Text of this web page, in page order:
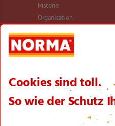
Historie
Organisation
International
Logistik
Filialnetz
Karriere
Verantwortung/CSR
NORMA News